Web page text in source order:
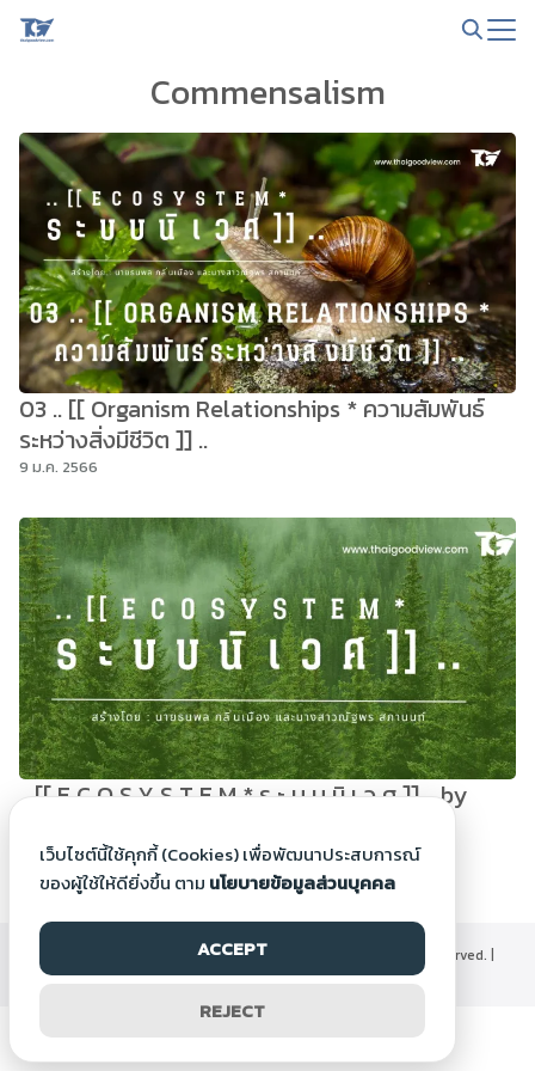
Skip
Commensalism
03 .. [[ Organism Relationships * ความสัมพันธ์
ระหว่างสิ่งมีชีวิต ]] ..
9 ม.ค. 2566
.. [[ E C O S Y S T E M * ร ะ บ บ นิ เ ว ศ ]] .. by
9 ม.ค. 2566
©2000-2026 Thaigoodview.com, All rights reserved. |
นโยบายข้อมูลส่วนบุคคล
เว็บไซต์นี้ใช้คุกกี้ (Cookies) เพื่อพัฒนาประสบการณ์
ของผู้ใช้ให้ดียิ่งขึ้น ตาม นโยบายข้อมูลส่วนบุคคล
ACCEPT
REJECT